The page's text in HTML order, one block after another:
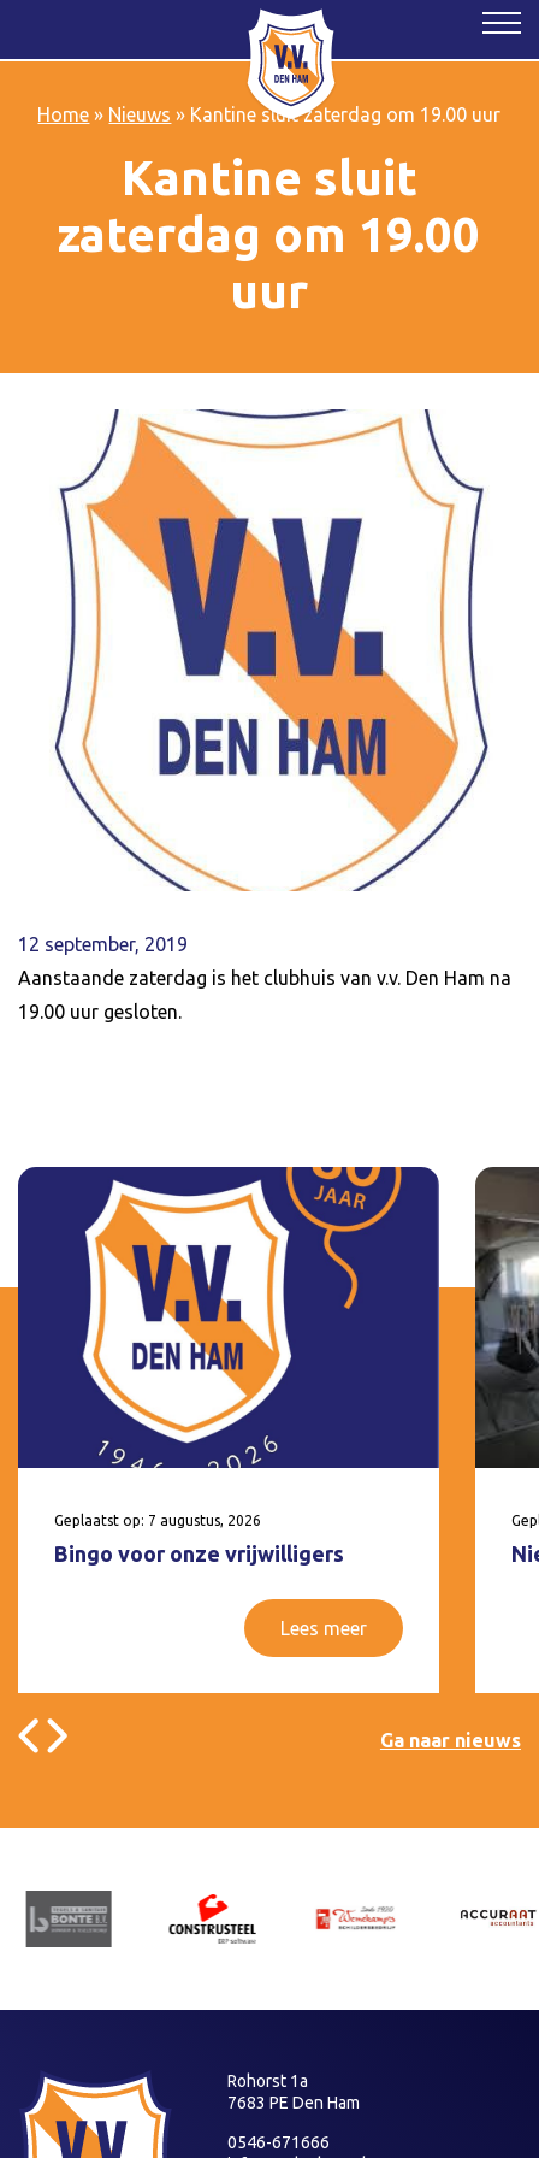
Home » Nieuws » Kantine sluit zaterdag om 19.00 uur
Kantine sluit
zaterdag om 19.00
uur
12 september, 2019
Aanstaande zaterdag is het clubhuis van v.v. Den Ham na
19.00 uur gesloten.
Geplaatst op: 7 augustus, 2026
Bingo voor onze vrijwilligers
Lees meer
Ga naar nieuws
Rohorst 1a
7683 PE Den Ham
0546-671666